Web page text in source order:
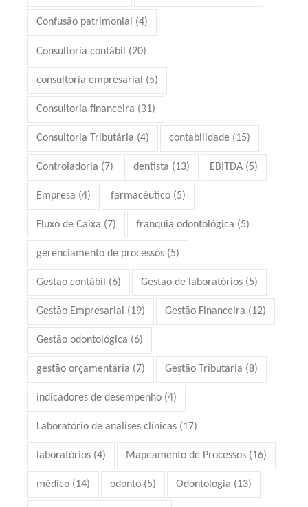
Confusão patrimonial (4)
Consultoria contábil (20)
consultoria empresarial (5)
Consultoria financeira (31)
Consultoria Tributária (4) contabilidade (15)
Controladoria (7) dentista (13) EBITDA (5)
Empresa (4) farmacêutico (5)
Fluxo de Caixa (7) franquia odontológica (5)
gerenciamento de processos (5)
Gestão contábil (6) Gestão de laboratórios (5)
Gestão Empresarial (19) Gestão Financeira (12)
Gestão odontológica (6)
gestão orçamentária (7) Gestão Tributária (8)
indicadores de desempenho (4)
Laboratório de analises clínicas (17)
laboratórios (4) Mapeamento de Processos (16)
médico (14) odonto (5) Odontologia (13)